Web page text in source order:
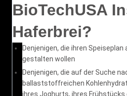
BioTechUSA
Haferbrei?
Denjenigen, die ihren
gestalten wollen
Denjenigen, die auf der Suche
ballaststoffreichen
ihres Joghurts, ihres Frühstücks